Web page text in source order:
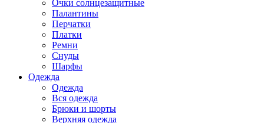
Очки солнцезащитные
Палантины
Перчатки
Платки
Ремни
Снуды
Шарфы
Одежда
Одежда
Вся одежда
Брюки и шорты
Верхняя одежда